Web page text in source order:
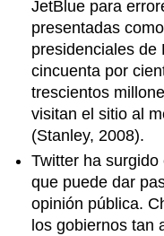
JetBlue para
presentadas
presidenciales de
cincuenta por
trescientos
visitan el sitio al
(Stanley, 2008).
Twitter ha
que puede dar
opinión pública.
los gobiernos tan